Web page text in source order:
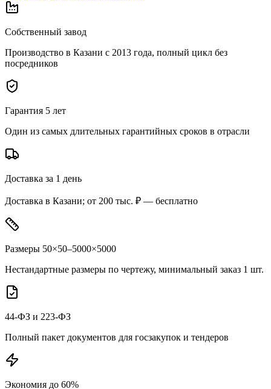
Собственный завод
Производство в Казани с 2013 года, полный цикл без
посредников
Гарантия 5 лет
Один из самых длительных гарантийных сроков в отрасли
Доставка за 1 день
Доставка в Казани; от 200 тыс. ₽ — бесплатно
Размеры 50×50–5000×5000
Нестандартные размеры по чертежу, минимальный заказ 1 шт.
44-ФЗ и 223-ФЗ
Полный пакет документов для госзакупок и тендеров
Экономия до 60%